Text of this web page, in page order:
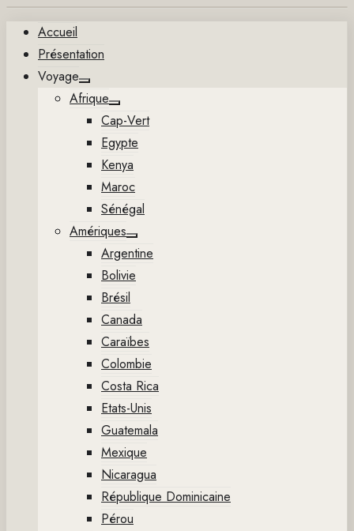
contenu
Accueil
Présentation
Voyage
Show
sub
menu
Afrique
Show
sub
menu
Cap-Vert
Egypte
Kenya
Maroc
Sénégal
Amériques
Show
sub
menu
Argentine
Bolivie
Brésil
Canada
Caraïbes
Colombie
Costa Rica
Etats-Unis
Guatemala
Mexique
Nicaragua
République Dominicaine
Pérou